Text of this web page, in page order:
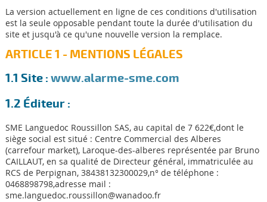
La version actuellement en ligne de ces conditions d'utilisation
est la seule opposable pendant toute la durée d'utilisation du
site et jusqu'à ce qu'une nouvelle version la remplace.
ARTICLE 1 - MENTIONS LÉGALES
1.1 Site :www.alarme-sme.com
1.2 Éditeur :
SME Languedoc Roussillon SAS, au capital de 7 622€,dont le
siège social est situé : Centre Commercial des Alberes
(carrefour market), Laroque-des-alberes représentée par Bruno
CAILLAUT, en sa qualité de Directeur général, immatriculée au
RCS de Perpignan, 38438132300029,n° de téléphone :
0468898798,adresse mail :
sme.languedoc.roussillon@wanadoo.fr